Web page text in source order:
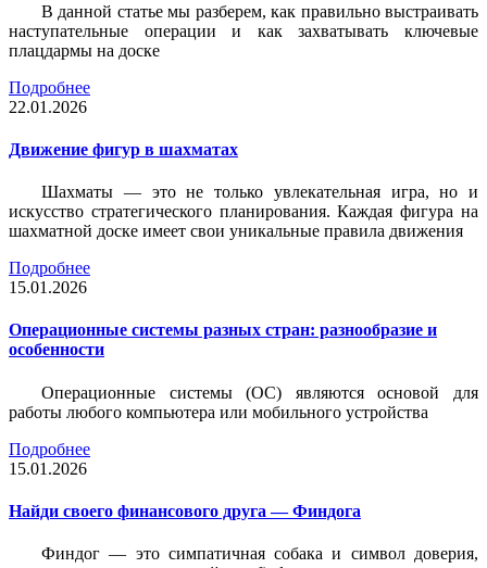
В данной статье мы разберем, как правильно выстраивать
наступательные операции и как захватывать ключевые
плацдармы на доске
Подробнее
22.01.2026
Движение фигур в шахматах
Шахматы — это не только увлекательная игра, но и
искусство стратегического планирования. Каждая фигура на
шахматной доске имеет свои уникальные правила движения
Подробнее
15.01.2026
Операционные системы разных стран: разнообразие и
особенности
Операционные системы (ОС) являются основой для
работы любого компьютера или мобильного устройства
Подробнее
15.01.2026
Найди своего финансового друга — Финдога
Финдог — это симпатичная собака и символ доверия,